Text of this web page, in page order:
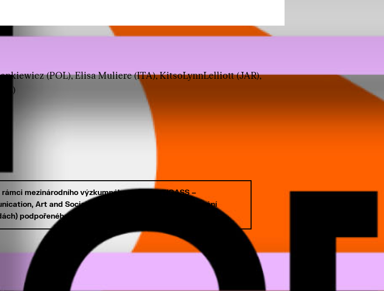
(POL), Elisa Muliere (ITA), KitsoLynnLelliott (JAR),
mezinárodního výzkumného projektu TICASS –
Art and Social Sciences (Technologie zobrazování
podpořeného z programu EU HORIZON 2020.